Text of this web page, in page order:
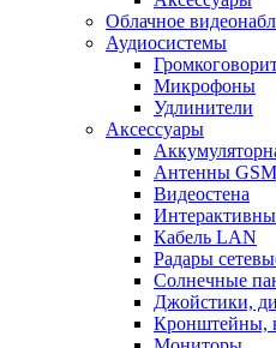
Облачное
Аудиосистемы
Микрофоны
Удлинители
Аксессуары
Антенны
Видеостена
Кабель LAN
Радары
Солнечные
Джойстики,
Кронштейны,